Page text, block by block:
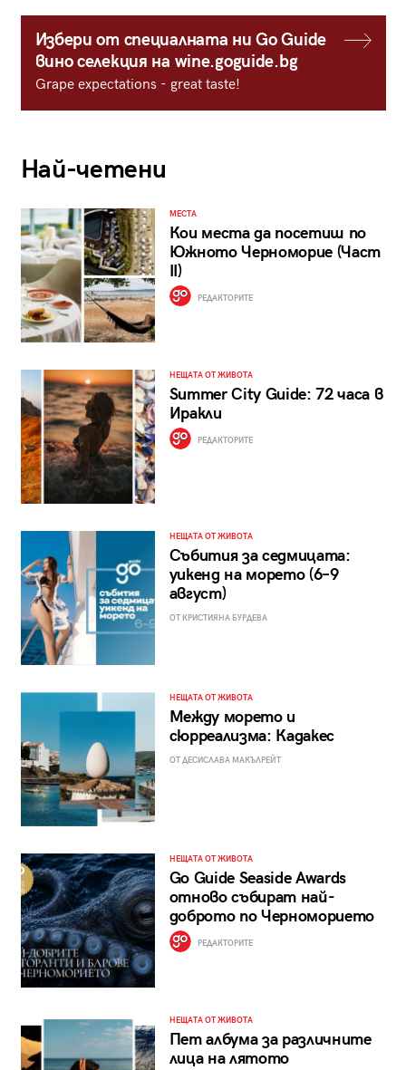
Избери от специалната ни Go Guide
вино селекция на wine.goguide.bg
Grape expectations - great taste!
Най-четени
МЕСТА
Кои места да посетиш по
Южното Черноморие (Част
II)
РЕДАКТОРИТЕ
НЕЩАТА ОТ ЖИВОТА
Summer City Guide: 72 часа в
Иракли
РЕДАКТОРИТЕ
НЕЩАТА ОТ ЖИВОТА
Събития за седмицата:
уикенд на морето (6–9
август)
ОТ КРИСТИЯНА БУРДЕВА
НЕЩАТА ОТ ЖИВОТА
Между морето и
сюрреализма: Кадакес
ОТ ДЕСИСЛАВА МАКЪЛРЕЙТ
НЕЩАТА ОТ ЖИВОТА
Go Guide Seaside Awards
отново събират най-
доброто по Черноморието
РЕДАКТОРИТЕ
НЕЩАТА ОТ ЖИВОТА
Пет албума за различните
лица на лятото